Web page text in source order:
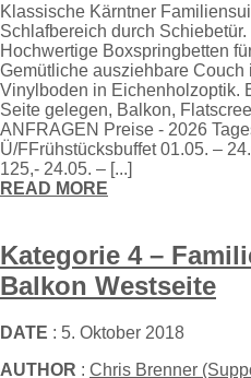
Klassische Kärntner
Schlafbereich durch
Hochwertige Boxspringbetten
Gemütliche ausziehbare
Vinylboden in Eichenholzoptik.
Seite gelegen, Balkon,
ANFRAGEN Preise - 2026
Ü/FFrühstücksbuffet 01.05. –
125,- 24.05. – [...]
READ MORE
Kategorie 4 –
Balkon Westseite
DATE : 5. Oktober 2018
AUTHOR : Chris Brenner